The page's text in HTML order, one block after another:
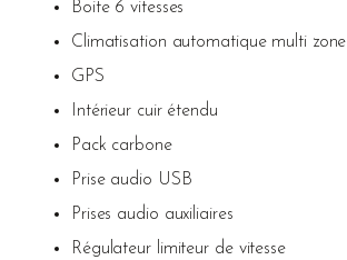
Boite 6 vitesses
Climatisation automatique multi zone
GPS
Intérieur cuir étendu
Pack carbone
Prise audio USB
Prises audio auxiliaires
Régulateur limiteur de vitesse